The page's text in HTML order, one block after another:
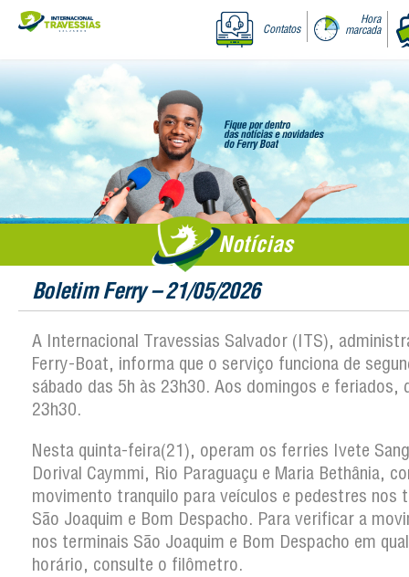
Contatos
Hora
marcada
Notícias
Boletim Ferry – 21/05/2026
A Internacional Travessias Salvador (ITS),
Ferry-Boat, informa que o serviço funciona de
sábado das 5h às 23h30. Aos domingos e feriados,
23h30.
Nesta quinta-feira(21), operam os ferries Ivete
Dorival Caymmi, Rio Paraguaçu e Maria Bethânia,
movimento tranquilo para veículos e pedestres nos
São Joaquim e Bom Despacho. Para verificar a
nos terminais São Joaquim e Bom Despacho em
horário, consulte o filômetro.